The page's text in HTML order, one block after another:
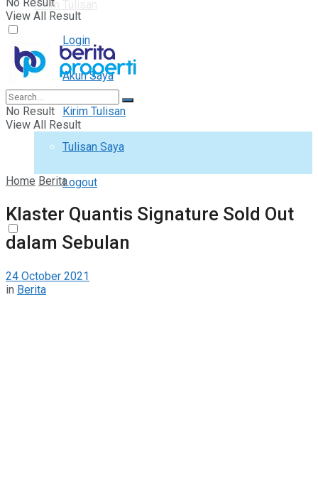
Kirim Tulisan
Login
Akun Saya
Kirim Tulisan
Tulisan Saya
Logout
View All Result
No Result
View All Result
Home Berita
Klaster Quantis Signature Sold Out
dalam Sebulan
24 October 2021
in Berita